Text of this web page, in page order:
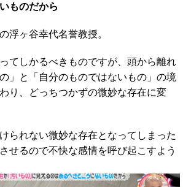
ものだから
浮ヶ谷幸代名誉教授。
てしかるべきものですが、頭から離れ
」と「自分のものではないもの」の境
り、どっちつかずの微妙な存在に変
られない微妙な存在となってしまった
せるので不快な感情を呼び起こすよう